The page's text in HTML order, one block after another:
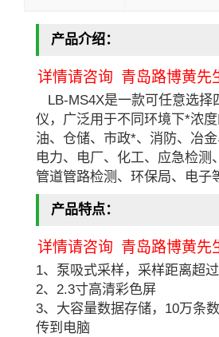
产品介绍：
详情请咨询 青岛路博黄先
LB-MS4X是一款可任意选择
仪，广泛用于不同环境下*浓
油、仓储、市政*、消防、冶
电力、电厂、化工、应急检测
管道管路检测、环保局、电子
产品特点：
详情请咨询 青岛路博黄先
1、泵吸式采样，采样距离超
2、2.3寸高清彩色屏
3、大容量数据存储，10万条
传到电脑